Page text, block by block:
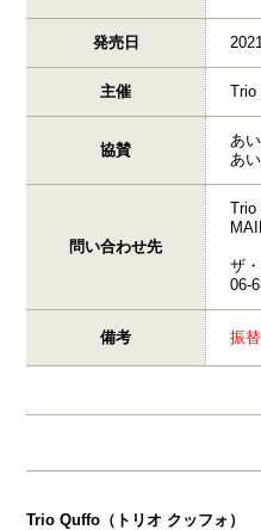
発売日
主催 Trio
協賛
あ
あ
問い合わせ先
Trio
ザ
06-
備考 振
Trio Quffo（トリオ クッフォ）